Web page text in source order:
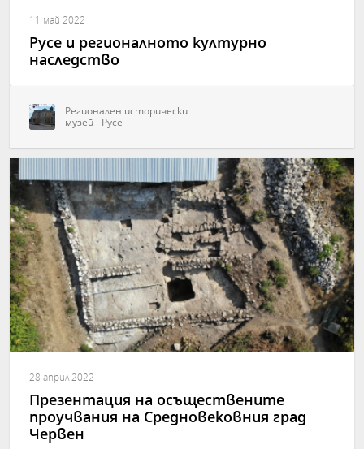
11 май 2022
Русе и регионалното културно
наследство
Регионален исторически
музей - Русе
28 април 2022
Презентация на осъществените
проучвания на Средновековния град
Червен